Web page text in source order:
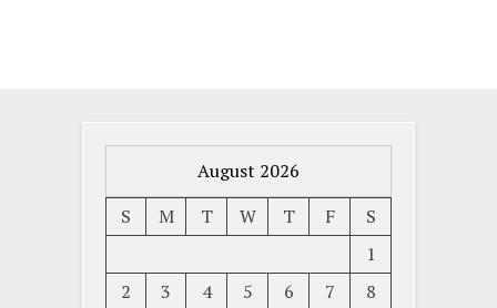
August 2026
S
M T W T F
S
1
2
3 4 5 6 7 8